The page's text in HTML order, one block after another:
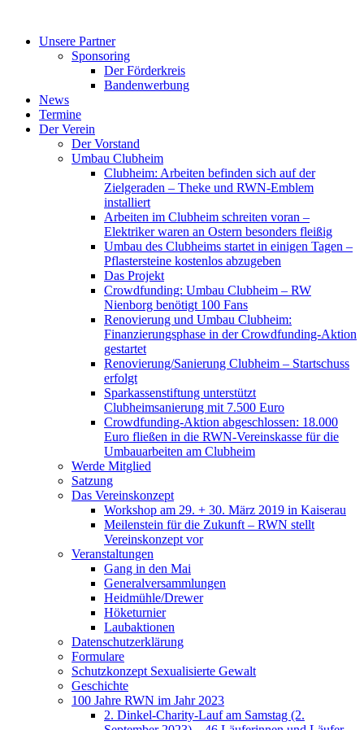
springenUnsere Partner
Sponsoring
Der Förderkreis
Bandenwerbung
News
Termine
Der Verein
Der Vorstand
Umbau Clubheim
Clubheim: Arbeiten befinden sich auf der
Zielgeraden – Theke und RWN-Emblem
installiert
Arbeiten im Clubheim schreiten voran –
Elektriker waren an Ostern besonders fleißig
Umbau des Clubheims startet in einigen Tagen –
Pflastersteine kostenlos abzugeben
Das Projekt
Crowdfunding: Umbau Clubheim – RW
Nienborg benötigt 100 Fans
Renovierung und Umbau Clubheim:
Finanzierungsphase in der Crowdfunding-Aktion
gestartet
Renovierung/Sanierung Clubheim – Startschuss
erfolgt
Sparkassenstiftung unterstützt
Clubheimsanierung mit 7.500 Euro
Crowdfunding-Aktion abgeschlossen: 18.000
Euro fließen in die RWN-Vereinskasse für die
Umbauarbeiten am Clubheim
Werde Mitglied
Satzung
Das Vereinskonzept
Workshop am 29. + 30. März 2019 in Kaiserau
Meilenstein für die Zukunft – RWN stellt
Vereinskonzept vor
Veranstaltungen
Gang in den Mai
Generalversammlungen
Heidmühle/Drewer
Höketurnier
Laubaktionen
Datenschutzerklärung
Formulare
Schutzkonzept Sexualisierte Gewalt
Geschichte
100 Jahre RWN im Jahr 2023
2. Dinkel-Charity-Lauf am Samstag (2.